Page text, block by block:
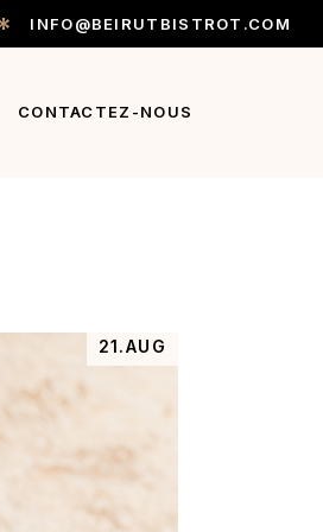
INFO@BEIRUTBISTROT.COM
CONTACTEZ-NOUS
21.AUG